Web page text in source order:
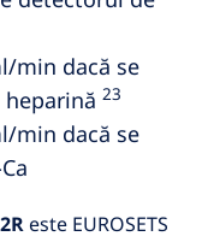
min dacă se
23
min dacă se
este EUROSETS